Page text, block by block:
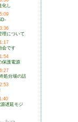
化し
理について
会です
保護電源
処分場の話
遅延モジ